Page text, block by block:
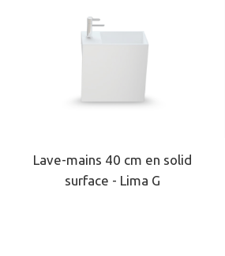
Lave-mains 40 cm en solid
surface - Lima G